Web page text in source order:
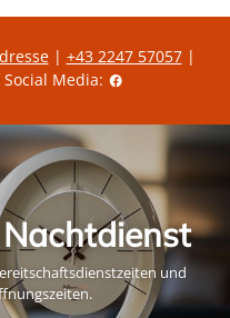
| +43 2247 57057|
Media:
und